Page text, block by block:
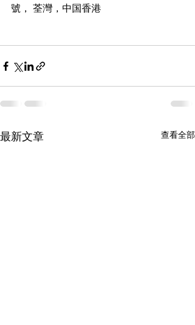
號， 荃灣，中国香港
最新文章 查看全部